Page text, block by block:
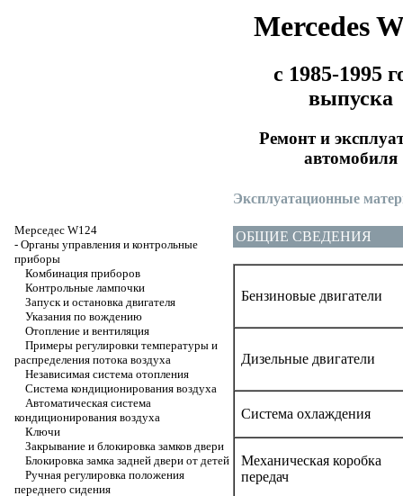
Mercedes
с 1985-1995
выпуска
Ремонт и
автомобиля
Мерседес W124
- Органы управления и контрольные
приборы
Комбинация приборов
Контрольные лампочки
Запуск и остановка двигателя
Указания по вождению
Отопление и вентиляция
Примеры регулировки температуры и
распределения потока воздуха
Независимая система отопления
Система кондиционирования воздуха
Автоматическая система
кондиционирования воздуха
Ключи
Закрывание и блокировка замков двери
Блокировка замка задней двери от детей
Ручная регулировка положения
переднего сидения
Эксплуатационные
ОБЩИЕ СВЕДЕНИЯ
Бензиновые двигатели
Дизельные двигатели
Система охлаждения
Механическая коробка
передач